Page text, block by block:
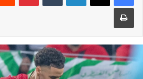
طباعة